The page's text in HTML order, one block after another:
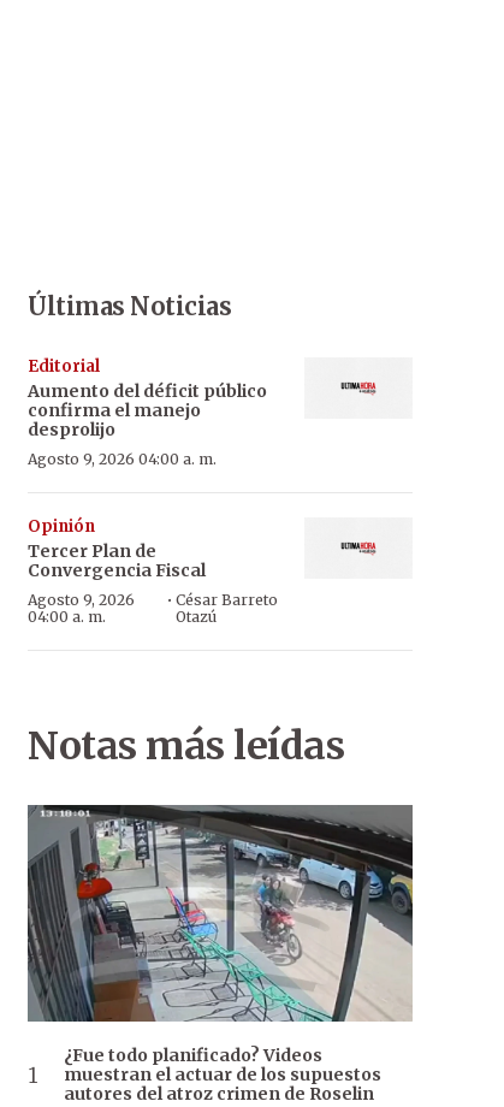
Últimas Noticias
Editorial
Aumento del déficit público
confirma el manejo
desprolijo
Agosto 9, 2026 04:00 a. m.
Opinión
Tercer Plan de
Convergencia Fiscal
Agosto 9, 2026
04:00 a. m.
· César Barreto
Otazú
Notas más leídas
¿Fue todo planificado? Videos
muestran el actuar de los supuestos
autores del atroz crimen de Roselin